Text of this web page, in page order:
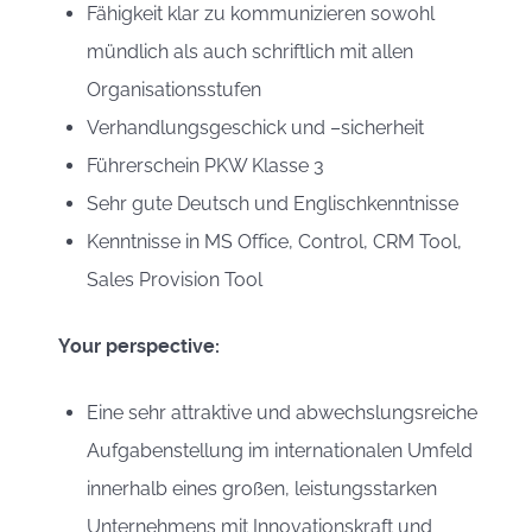
Fähigkeit klar zu kommunizieren sowohl
mündlich als auch schriftlich mit allen
Organisationsstufen
Verhandlungsgeschick und –sicherheit
Führerschein PKW Klasse 3
Sehr gute Deutsch und Englischkenntnisse
Kenntnisse in MS Office, Control, CRM Tool,
Sales Provision Tool
Your perspective:
Eine sehr attraktive und abwechslungsreiche
Aufgabenstellung im internationalen Umfeld
innerhalb eines großen, leistungsstarken
Unternehmens mit Innovationskraft und